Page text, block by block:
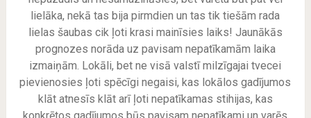
lielāka, nekā tas bija pirmdien un tas tik tiešām rada
lielas šaubas cik ļoti krasi mainīsies laiks! Jaunākās
prognozes norāda uz pavisam nepatīkamām laika
izmaiņām. Lokāli, bet ne visā valstī milzīgajai tvecei
pievienosies ļoti spēcīgi negaisi, kas lokālos gadījumos
klāt atnesīs klāt arī ļoti nepatīkamas stihijas, kas